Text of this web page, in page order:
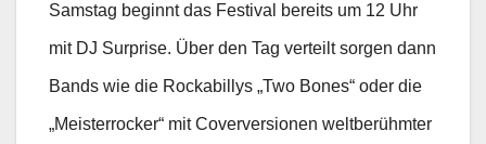
Samstag beginnt das Festival bereits um 12 Uhr
mit DJ Surprise. Über den Tag verteilt sorgen dann
Bands wie die Rockabillys „Two Bones“ oder die
„Meisterrocker“ mit Coverversionen weltberühmter